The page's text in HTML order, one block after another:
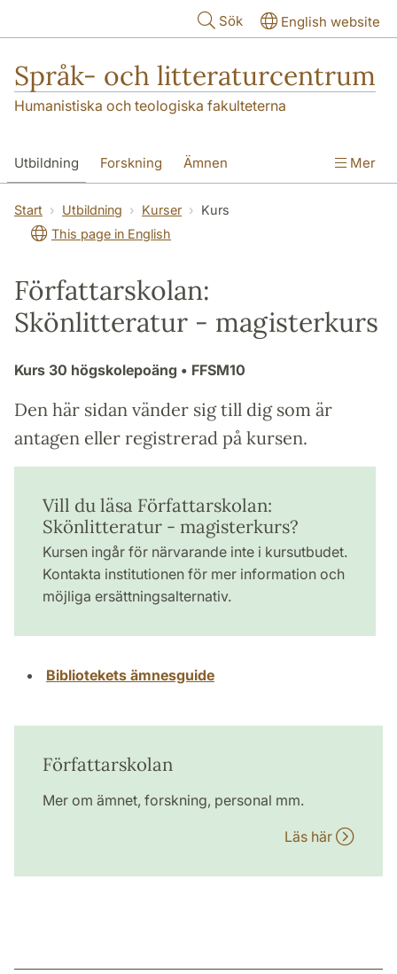
Sök English website
Språk- och litteraturcentrum
Humanistiska och teologiska fakulteterna
Utbildning Forskning Ämnen
SOL-husen Kontakt Institutionen
översättning till svenska
Mer
Start Utbildning Kurser
Kurs
This page in English
Författarskolan:
Skönlitteratur - magisterkurs
Kurs 30 högskolepoäng • FFSM10
Den här sidan vänder sig till dig som är
antagen eller registrerad på kursen.
Vill du läsa Författarskolan:
Skönlitteratur - magisterkurs?
Kursen ingår för närvarande inte i kursutbudet.
Kontakta institutionen för mer information och
möjliga ersättningsalternativ.
Bibliotekets ämnesguide
Författarskolan
Mer om ämnet, forskning, personal mm.
Läs här